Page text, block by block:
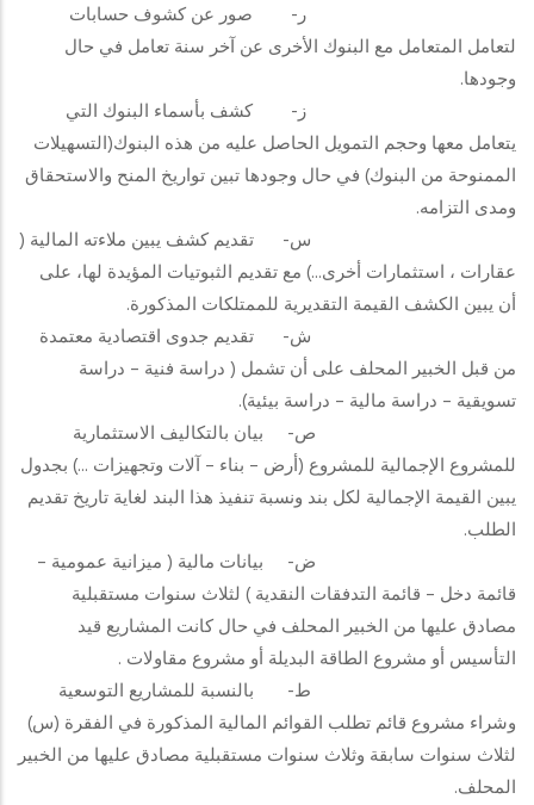
ر‌- صور عن كشوف حسابات
لتعامل المتعامل مع البنوك الأخرى عن آخر سنة تعامل في حال
وجودها.
ز‌- كشف بأسماء البنوك التي
يتعامل معها وحجم التمويل الحاصل عليه من هذه البنوك(التسهيلات
الممنوحة من البنوك) في حال وجودها تبين تواريخ المنح والاستحقاق
ومدى التزامه.
س‌- تقديم كشف يبين ملاءته المالية (
عقارات ، استثمارات أخرى...) مع تقديم الثبوتيات المؤيدة لها، على
أن يبين الكشف القيمة التقديرية للممتلكات المذكورة.
ش‌- تقديم جدوى اقتصادية معتمدة
من قبل الخبير المحلف على أن تشمل ( دراسة فنية – دراسة
تسويقية – دراسة مالية – دراسة بيئية).
ص‌- بيان بالتكاليف الاستثمارية
للمشروع الإجمالية للمشروع (أرض – بناء – آلات وتجهيزات ...) بجدول
يبين القيمة الإجمالية لكل بند ونسبة تنفيذ هذا البند لغاية تاريخ تقديم
الطلب.
ض‌- بيانات مالية ( ميزانية عمومية –
قائمة دخل – قائمة التدفقات النقدية ) لثلاث سنوات مستقبلية
مصادق عليها من الخبير المحلف في حال كانت المشاريع قيد
التأسيس أو مشروع الطاقة البديلة أو مشروع مقاولات .
ط‌- بالنسبة للمشاريع التوسعية
وشراء مشروع قائم تطلب القوائم المالية المذكورة في الفقرة (س)
لثلاث سنوات سابقة وثلاث سنوات مستقبلية مصادق عليها من الخبير
المحلف.